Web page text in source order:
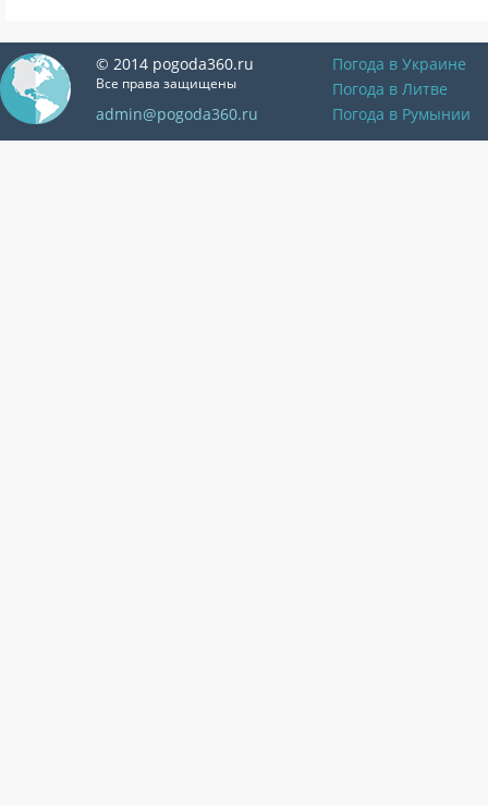
© 2014 pogoda360.ru
Все права защищены
admin@pogoda360.ru
Погода в Украине
Погода в Литве
Погода в Румынии